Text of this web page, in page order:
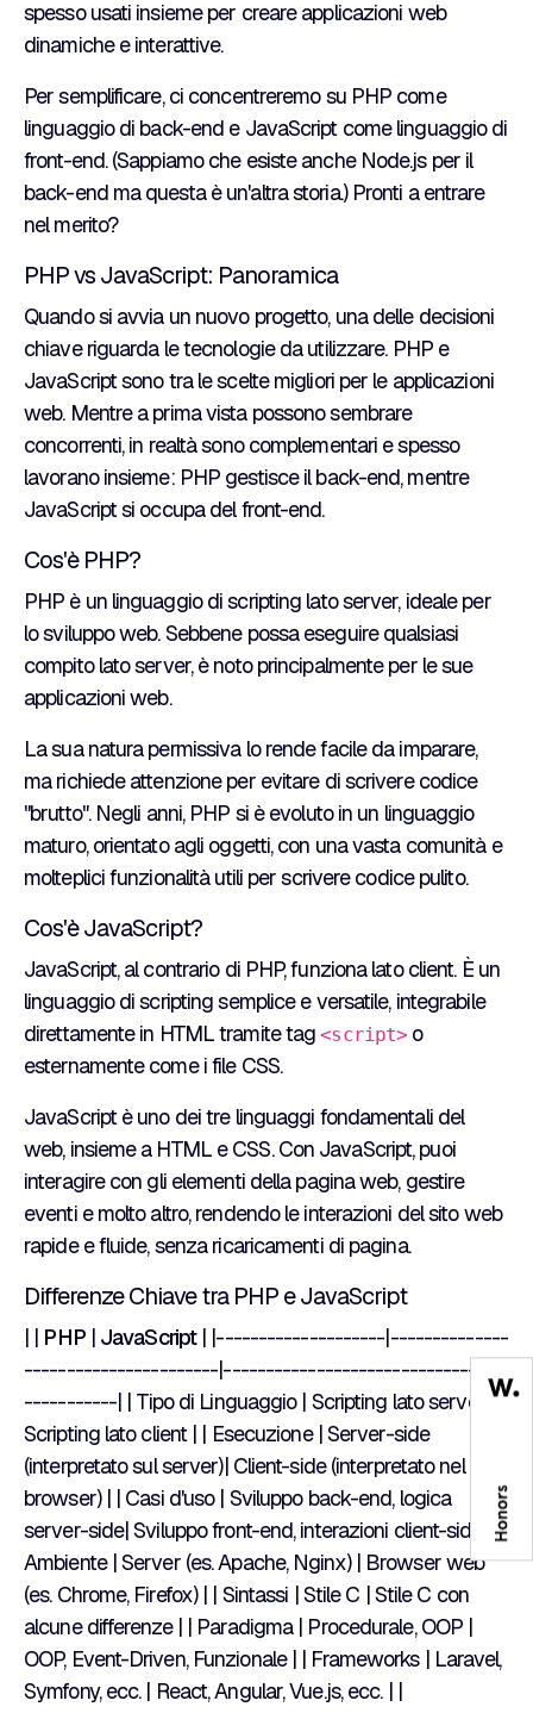
spesso usati insieme per creare applicazioni web
dinamiche e interattive.
Per semplificare, ci concentreremo su PHP come
linguaggio di back-end e JavaScript come linguaggio di
front-end. (Sappiamo che esiste anche Node.js per il
back-end ma questa è un'altra storia.) Pronti a entrare
nel merito?
PHP vs JavaScript: Panoramica
Quando si avvia un nuovo progetto, una delle decisioni
chiave riguarda le tecnologie da utilizzare. PHP e
JavaScript sono tra le scelte migliori per le applicazioni
web. Mentre a prima vista possono sembrare
concorrenti, in realtà sono complementari e spesso
lavorano insieme: PHP gestisce il back-end, mentre
JavaScript si occupa del front-end.
Cos'è PHP?
PHP è un linguaggio di scripting lato server, ideale per
lo sviluppo web. Sebbene possa eseguire qualsiasi
compito lato server, è noto principalmente per le sue
applicazioni web.
La sua natura permissiva lo rende facile da imparare,
ma richiede attenzione per evitare di scrivere codice
"brutto". Negli anni, PHP si è evoluto in un linguaggio
maturo, orientato agli oggetti, con una vasta comunità e
molteplici funzionalità utili per scrivere codice pulito.
Cos'è JavaScript?
JavaScript, al contrario di PHP, funziona lato client. È un
linguaggio di scripting semplice e versatile, integrabile
direttamente in HTML tramite tag<script> o
esternamente come i file CSS.
JavaScript è uno dei tre linguaggi fondamentali del
web, insieme a HTML e CSS. Con JavaScript, puoi
interagire con gli elementi della pagina web, gestire
eventi e molto altro, rendendo le interazioni del sito web
rapide e fluide, senza ricaricamenti di pagina.
Differenze Chiave tra PHP e JavaScript
| | PHP| JavaScript| |--------------------|--------------
-----------------------|---------------------------------
-----------| | Tipo di Linguaggio | Scripting lato server |
Scripting lato client | | Esecuzione | Server-side
(interpretato sul server)| Client-side (interpretato nel
browser) | | Casi d'uso | Sviluppo back-end, logica
server-side| Sviluppo front-end, interazioni client-side| |
Ambiente | Server (es. Apache, Nginx) | Browser web
(es. Chrome, Firefox) | | Sintassi | Stile C | Stile C con
alcune differenze | | Paradigma | Procedurale, OOP |
OOP, Event-Driven, Funzionale | | Frameworks | Laravel,
Symfony, ecc. | React, Angular, Vue.js, ecc. | |